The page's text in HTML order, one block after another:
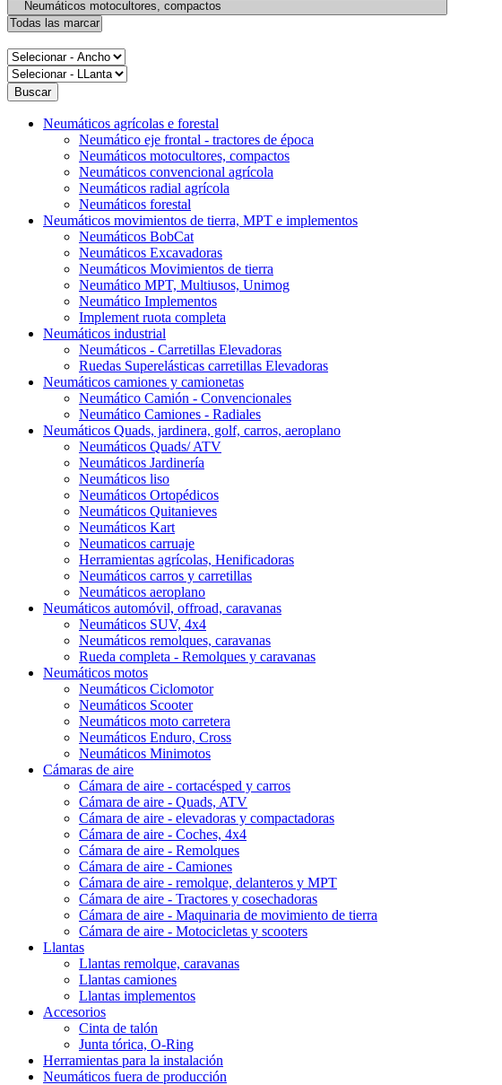
Neumáticos agrícolas e forestal
Neumático eje frontal - tractores de época
Neumáticos motocultores, compactos
Neumáticos convencional agrícola
Neumáticos radial agrícola
Neumáticos forestal
Neumáticos movimientos de tierra, MPT e implementos
Neumáticos BobCat
Neumáticos Excavadoras
Neumáticos Movimientos de tierra
Neumático MPT, Multiusos, Unimog
Neumático Implementos
Implement ruota completa
Neumáticos industrial
Neumáticos - Carretillas Elevadoras
Ruedas Superelásticas carretillas Elevadoras
Neumáticos camiones y camionetas
Neumático Camión - Convencionales
Neumático Camiones - Radiales
Neumáticos Quads, jardinera, golf, carros, aeroplano
Neumáticos Quads/ ATV
Neumáticos Jardinería
Neumáticos liso
Neumáticos Ortopédicos
Neumáticos Quitanieves
Neumáticos Kart
Neumaticos carruaje
Herramientas agrícolas, Henificadoras
Neumáticos carros y carretillas
Neumáticos aeroplano
Neumáticos automóvil, offroad, caravanas
Neumáticos SUV, 4x4
Neumáticos remolques, caravanas
Rueda completa - Remolques y caravanas
Neumáticos motos
Neumáticos Ciclomotor
Neumáticos Scooter
Neumáticos moto carretera
Neumáticos Enduro, Cross
Neumáticos Minimotos
Cámaras de aire
Cámara de aire - cortacésped y carros
Cámara de aire - Quads, ATV
Cámara de aire - elevadoras y compactadoras
Cámara de aire - Coches, 4x4
Cámara de aire - Remolques
Cámara de aire - Camiones
Cámara de aire - remolque, delanteros y MPT
Cámara de aire - Tractores y cosechadoras
Cámara de aire - Maquinaria de movimiento de tierra
Cámara de aire - Motocicletas y scooters
Llantas
Llantas remolque, caravanas
Llantas camiones
Llantas implementos
Accesorios
Cinta de talón
Junta tórica, O-Ring
Herramientas para la instalación
Neumáticos fuera de producción